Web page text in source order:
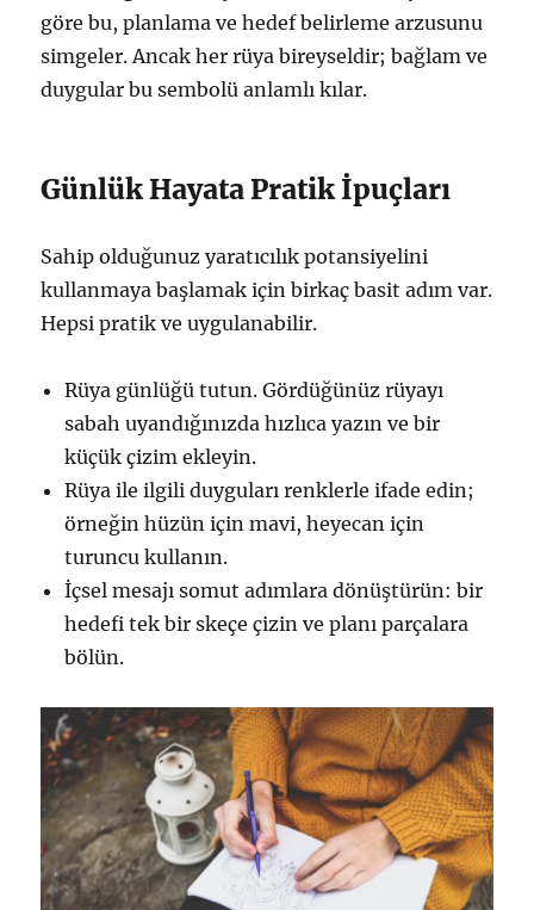
göre bu, planlama ve hedef belirleme arzusunu
simgeler. Ancak her rüya bireyseldir; bağlam ve
duygular bu sembolü anlamlı kılar.
Günlük Hayata Pratik İpuçları
Sahip olduğunuz yaratıcılık potansiyelini
kullanmaya başlamak için birkaç basit adım var.
Hepsi pratik ve uygulanabilir.
Rüya günlüğü tutun. Gördüğünüz rüyayı
sabah uyandığınızda hızlıca yazın ve bir
küçük çizim ekleyin.
Rüya ile ilgili duyguları renklerle ifade edin;
örneğin hüzün için mavi, heyecan için
turuncu kullanın.
İçsel mesajı somut adımlara dönüştürün: bir
hedefi tek bir skeçe çizin ve planı parçalara
bölün.